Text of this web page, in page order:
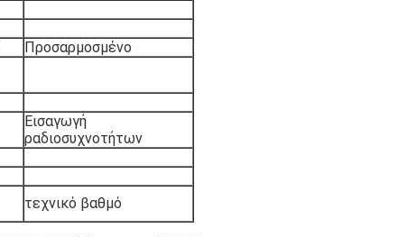
Προσαρμοσμένο
Εισαγωγή
ραδιοσυχνοτήτων
τεχνικό βαθμό